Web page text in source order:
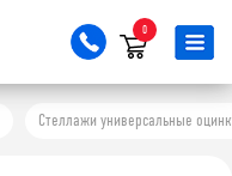
0
Стеллажи универсальные